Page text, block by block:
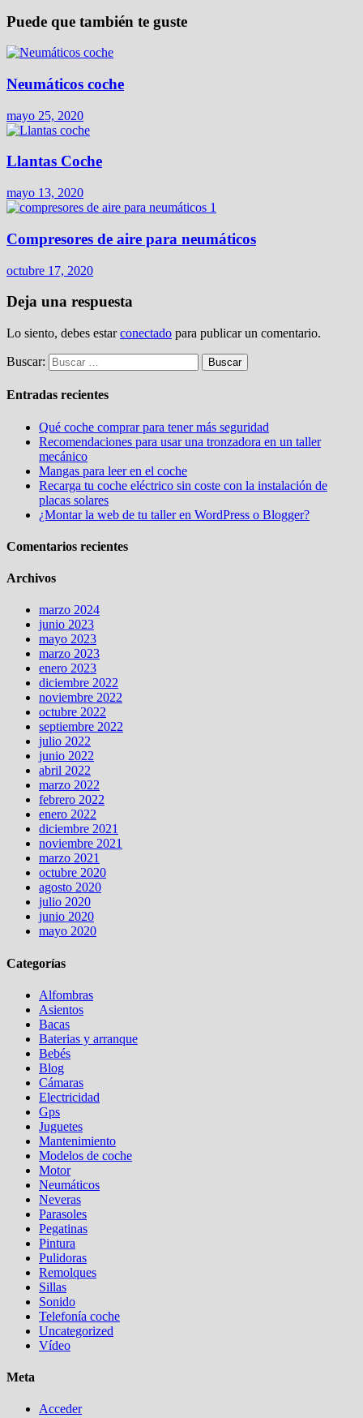
Puede que también te guste
Neumáticos coche
mayo 25, 2020
Llantas Coche
mayo 13, 2020
Compresores de aire para neumáticos
octubre 17, 2020
Deja una respuesta
Lo siento, debes estarconectado para publicar un comentario.
Buscar:
Entradas recientes
Qué coche comprar para tener más seguridad
Recomendaciones para usar una tronzadora en un taller
mecánico
Mangas para leer en el coche
Recarga tu coche eléctrico sin coste con la instalación de
placas solares
¿Montar la web de tu taller en WordPress o Blogger?
Comentarios recientes
Archivos
marzo 2024
junio 2023
mayo 2023
marzo 2023
enero 2023
diciembre 2022
noviembre 2022
octubre 2022
septiembre 2022
julio 2022
junio 2022
abril 2022
marzo 2022
febrero 2022
enero 2022
diciembre 2021
noviembre 2021
marzo 2021
octubre 2020
agosto 2020
julio 2020
junio 2020
mayo 2020
Categorías
Alfombras
Asientos
Bacas
Baterias y arranque
Bebés
Blog
Cámaras
Electricidad
Gps
Juguetes
Mantenimiento
Modelos de coche
Motor
Neumáticos
Neveras
Parasoles
Pegatinas
Pintura
Pulidoras
Remolques
Sillas
Sonido
Telefonía coche
Uncategorized
Vídeo
Meta
Acceder